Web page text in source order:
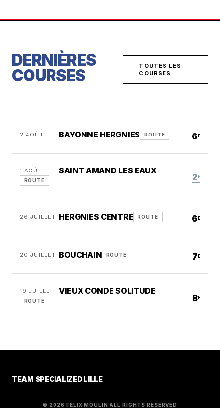
DERNIÈRES
COURSES
TOUTES LES
COURSES
2 AOÛT BAYONNE HERGNIES ROUTE 6 E
1 AOÛT SAINT AMAND LES EAUX
ROUTE 2 E
26 JUILLET HERGNIES CENTRE ROUTE 6 E
20 JUILLET BOUCHAIN ROUTE 7 E
19 JUILLET VIEUX CONDE SOLITUDE
ROUTE 8E
TEAM SPECIALIZED LILLE
© 2026 FÉLIX MOULIN ALL RIGHTS RESERVED